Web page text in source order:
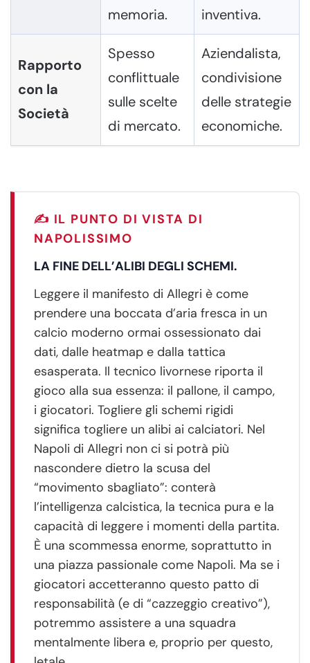
memoria.
inventiva.
Rapporto
con la
Società
Spesso
conflittuale
sulle scelte
di mercato.
Aziendalista,
condivisione
delle strategie
economiche.
✍️ IL PUNTO DI VISTA DI
NAPOLISSIMO
LA FINE DELL’ALIBI DEGLI SCHEMI.
Leggere il manifesto di Allegri è come
prendere una boccata d’aria fresca in un
calcio moderno ormai ossessionato dai
dati, dalle heatmap e dalla tattica
esasperata. Il tecnico livornese riporta il
gioco alla sua essenza: il pallone, il campo,
i giocatori. Togliere gli schemi rigidi
significa togliere un alibi ai calciatori. Nel
Napoli di Allegri non ci si potrà più
nascondere dietro la scusa del
“movimento sbagliato”: conterà
l’intelligenza calcistica, la tecnica pura e la
capacità di leggere i momenti della partita.
È una scommessa enorme, soprattutto in
una piazza passionale come Napoli. Ma se i
giocatori accetteranno questo patto di
responsabilità (e di “cazzeggio creativo”),
potremmo assistere a una squadra
mentalmente libera e, proprio per questo,